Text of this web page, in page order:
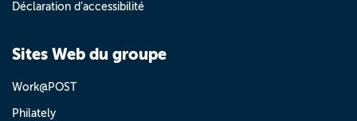
Déclaration d’accessibilité
Sites Web du groupe
Work@POST
Philately